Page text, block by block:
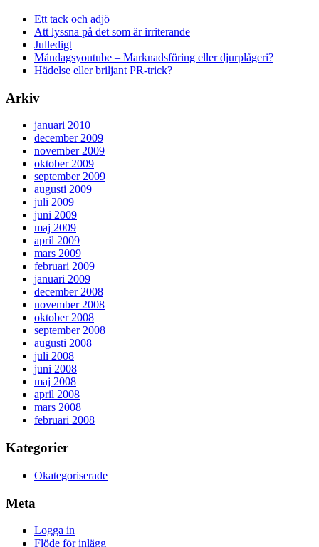
Ett tack och adjö
Att lyssna på det som är irriterande
Julledigt
Måndagsyoutube – Marknadsföring eller djurplågeri?
Hädelse eller briljant PR-trick?
Arkiv
januari 2010
december 2009
november 2009
oktober 2009
september 2009
augusti 2009
juli 2009
juni 2009
maj 2009
april 2009
mars 2009
februari 2009
januari 2009
december 2008
november 2008
oktober 2008
september 2008
augusti 2008
juli 2008
juni 2008
maj 2008
april 2008
mars 2008
februari 2008
Kategorier
Okategoriserade
Meta
Logga in
Flöde för inlägg